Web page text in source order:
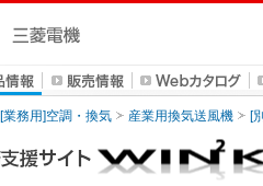
[業務用]空調・換気 産業用換気送風機 [